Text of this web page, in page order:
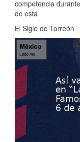
competencia
de esta
El Siglo de Torreón